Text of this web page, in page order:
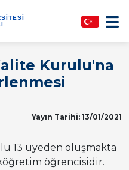
Kurulu'na
Yayın Tarihi: 13/01/2021
13 üyeden oluşmakta
öğrencisidir.